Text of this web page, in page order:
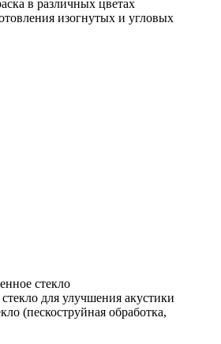
в различных цветах
изогнутых и угловых
стекло
для улучшения акустики
(пескоструйная обработка,